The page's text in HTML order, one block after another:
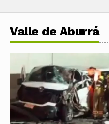
Valle de Aburrá